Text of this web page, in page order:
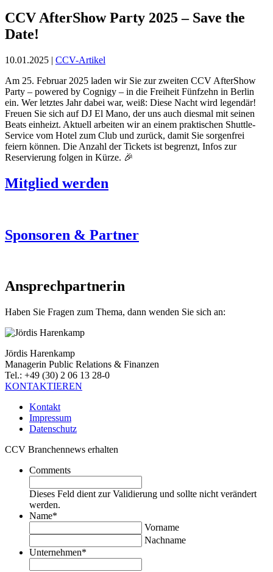
CCV AfterShow Party 2025 – Save the
Date!
10.01.2025 | CCV-Artikel
Am 25. Februar 2025 laden wir Sie zur zweiten CCV AfterShow
Party – powered by Cognigy – in die Freiheit Fünfzehn in Berlin
ein. Wer letztes Jahr dabei war, weiß: Diese Nacht wird legendär!
Freuen Sie sich auf DJ El Mano, der uns auch diesmal mit seinen
Beats einheizt. Aktuell arbeiten wir an einem praktischen Shuttle-
Service vom Hotel zum Club und zurück, damit Sie sorgenfrei
feiern können. Die Anzahl der Tickets ist begrenzt, Infos zur
Reservierung folgen in Kürze. 🎉
Mitglied werden
Sponsoren & Partner
Ansprechpartnerin
Haben Sie Fragen zum Thema, dann wenden Sie sich an:
Jördis Harenkamp
Managerin Public Relations & Finanzen
Tel.: +49 (30) 2 06 13 28-0
KONTAKTIEREN
Kontakt
Impressum
Datenschutz
CCV Branchennews erhalten
Comments
Dieses Feld dient zur Validierung und sollte nicht verändert
werden.
Name*
Vorname
Nachname
Unternehmen*